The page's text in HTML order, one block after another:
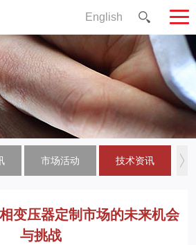
English
市场活动 技术资讯
变压器定制市场的未来机会
与挑战